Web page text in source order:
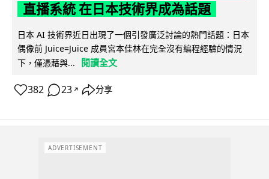
直播系統 在日本技術界成為話題
日本 AI 技術界近日出現了一個引發廣泛討論的熱門話題：日本
偶像前 Juice=Juice 成員宮本佳林在完全沒有編程經驗的情況
下，僅憑藉與...
閱讀全文
382 23 ↗ 分享
ADVERTISEMENT